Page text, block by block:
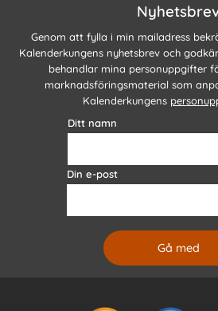
Genom att fylla i min mailadress
Kalenderkungens nyhetsbrev och
behandlar mina personuppgifter
marknadsföringsmaterial som
Kalenderkungens
Ditt namn
Din e-post